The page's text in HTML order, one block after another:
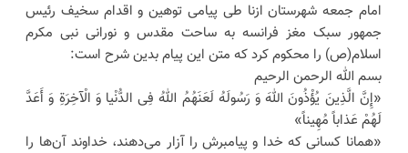
امام جمعه شهرستان ازنا طی پیامی توهین و اقدام سخیف رئیس
جمهور سبک مغز فرانسه به ساحت مقدس و نورانی نبی مکرم
اسلام(ص) را محکوم کرد که متن این پیام بدین شرح است:
بسم الله الرحمن الرحیم
«إِنَّ الَّذِینَ یُؤْذُونَ اللهَ وَ رَسُولَهُ لَعَنَهُمُ اللهُ فِی الدُّنْیا وَ الْآخِرَةِ وَ أَعَدَّ
لَهُمْ عَذاباً مُهِیناً»
«همانا کسانی که خدا و پیامبرش را آزار می‌دهند، خداوند آن‌ها را